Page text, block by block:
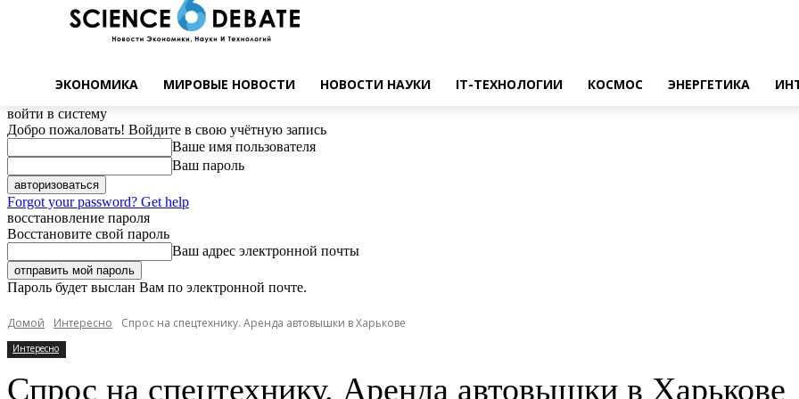
ЭКОНОМИКА МИРОВЫЕ НОВОСТИ НОВОСТИ НАУКИ IT-ТЕХНОЛОГИИ КОСМОС ЭНЕРГЕТИКА
войти в систему
Добро пожаловать! Войдите в свою учётную запись
Ваше имя пользователя
Ваш пароль
Forgot your password? Get help
восстановление пароля
Восстановите свой пароль
Ваш адрес электронной почты
Пароль будет выслан Вам по электронной почте.
Домой Интересно Спрос на спецтехнику. Аренда автовышки в Харькове
Интересно
Спрос на спецтехнику. Аренда автовышки в Харькове